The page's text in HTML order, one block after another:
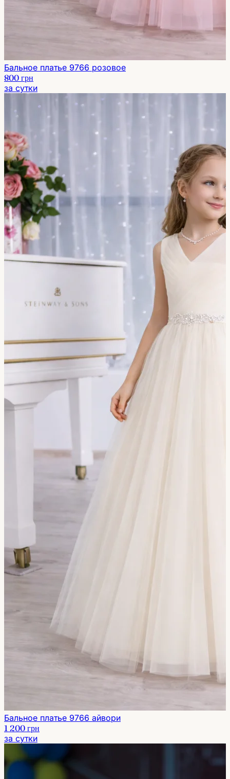
Бальное платье 9766 розовое
800 грн
за сутки
Бальное платье 9766 айвори
1 200 грн
за сутки